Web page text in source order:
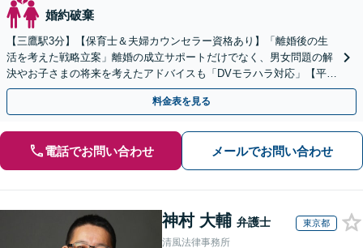
婚約破棄
【三鷹駅3分】【保育士＆夫婦カウンセラー資格あり】「離婚後の生
活を考えた戦略立案」離婚の成立サポートだけでなく、男女問題の解
決やお子さまの将来を考えたアドバイスも「DVモラハラ対応」【平日
夜間相談可】【キッズスペース完備】【子連れ相談OK】
料金表を見る
電話でお問い合わせ メールでお問い合わせ
神村 大輔 弁護士 東京都
清風法律事務所